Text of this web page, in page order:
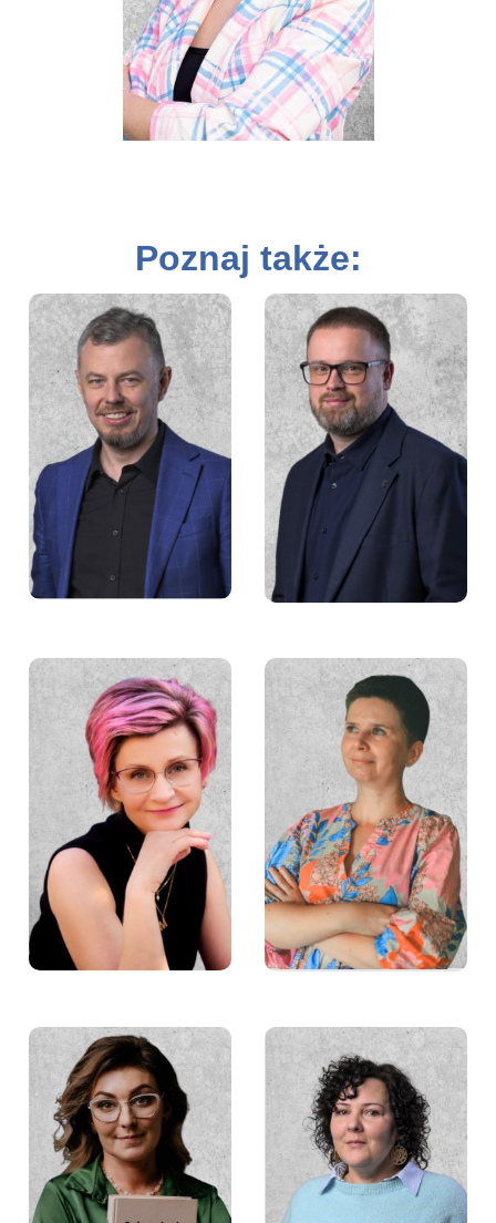
Poznaj także:
Paweł Czapliński Michał Czapiewski
Małgorzata Lipińska Marta Więch
Barbara Płaczek Małgorzata Guz